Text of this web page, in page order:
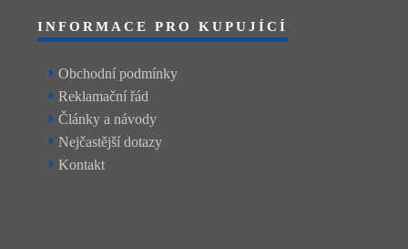
INFORMACE PRO KUPUJÍCÍ
Obchodní podmínky
Reklamační řád
Články a návody
Nejčastější dotazy
Kontakt